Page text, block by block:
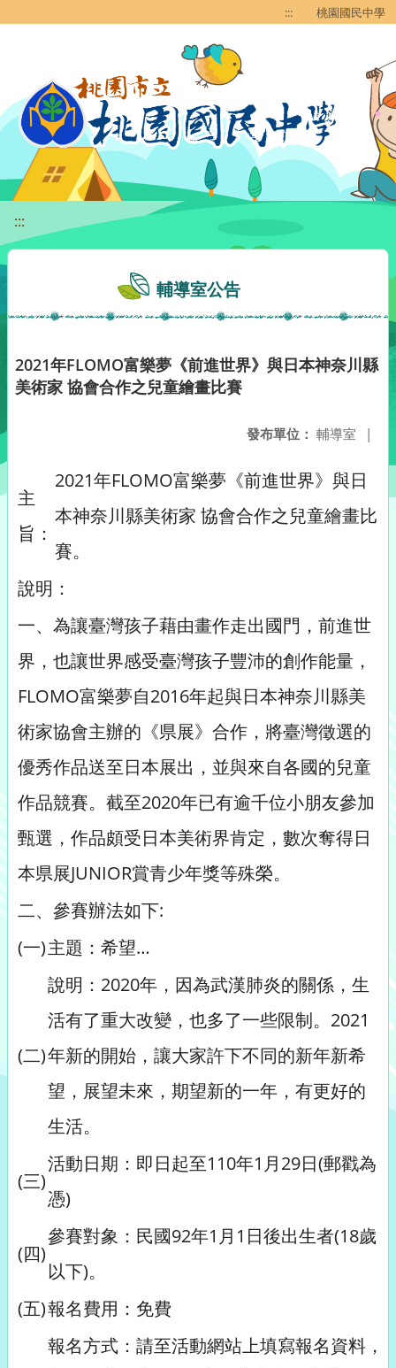
::: 桃園國民中學
:::
輔導室公告
2021年FLOMO富樂夢《前進世界》與日本神奈川縣
美術家 協會合作之兒童繪畫比賽
發布單位： 輔導室 |
主
旨：
2021年FLOMO富樂夢《前進世界》與日
本神奈川縣美術家 協會合作之兒童繪畫比
賽。
說明：
一、為讓臺灣孩子藉由畫作走出國門，前進世
界，也讓世界感受臺灣孩子豐沛的創作能量，
FLOMO富樂夢自2016年起與日本神奈川縣美
術家協會主辦的《県展》合作，將臺灣徵選的
優秀作品送至日本展出，並與來自各國的兒童
作品競賽。截至2020年已有逾千位小朋友參加
甄選，作品頗受日本美術界肯定，數次奪得日
本県展JUNIOR賞青少年獎等殊榮。
二、參賽辦法如下:
(一)主題：希望…
(二)
說明：2020年，因為武漢肺炎的關係，生
活有了重大改變，也多了一些限制。2021
年新的開始，讓大家許下不同的新年新希
望，展望未來，期望新的一年，有更好的
生活。
(三)
活動日期：即日起至110年1月29日(郵戳為
憑)
(四)
參賽對象：民國92年1月1日後出生者(18歲
以下)。
(五)報名費用：免費
報名方式：請至活動網站上填寫報名資料，